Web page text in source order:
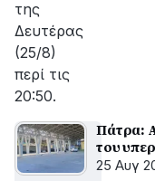
της
Δευτέρας
(25/8)
περί τις
20:50.
Πάτρα:
του
25 Αυγ